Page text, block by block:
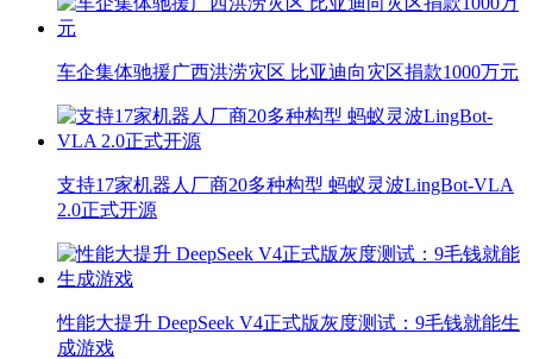
车企集体驰援广西洪涝灾区 比亚迪向灾区捐款1000万元
支持17家机器人厂商20多种构型 蚂蚁灵波LingBot-VLA
2.0正式开源
性能大提升 DeepSeek V4正式版灰度测试：9毛钱就能生
成游戏